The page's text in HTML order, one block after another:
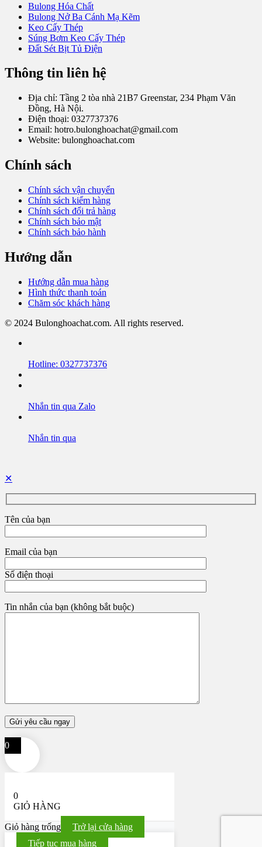
Bulong Hóa Chất
Bulong Nở Ba Cánh Mạ Kẽm
Keo Cấy Thép
Súng Bơm Keo Cấy Thép
Đất Sét Bịt Tủ Điện
Thông tin liên hệ
Địa chỉ: Tầng 2 tòa nhà 21B7 Greenstar, 234 Phạm Văn
Đồng, Hà Nội.
Điện thoại: 0327737376
Email: hotro.bulonghoachat@gmail.com
Website: bulonghoachat.com
Chính sách
Chính sách vận chuyển
Chính sách kiểm hàng
Chính sách đổi trả hàng
Chính sách bảo mật
Chính sách bảo hành
Hướng dẫn
Hướng dẫn mua hàng
Hình thức thanh toán
Chăm sóc khách hàng
© 2024 Bulonghoachat.com. All rights reserved.
Hotline: 0327737376
Nhắn tin qua Zalo
Nhắn tin qua
✕
Tên của bạn
Email của bạn
Số điện thoại
Tin nhắn của bạn (không bắt buộc)
0
0
GIỎ HÀNG
Giỏ hàng trống
Trở lại cửa hàng
Tiếp tục mua hàng